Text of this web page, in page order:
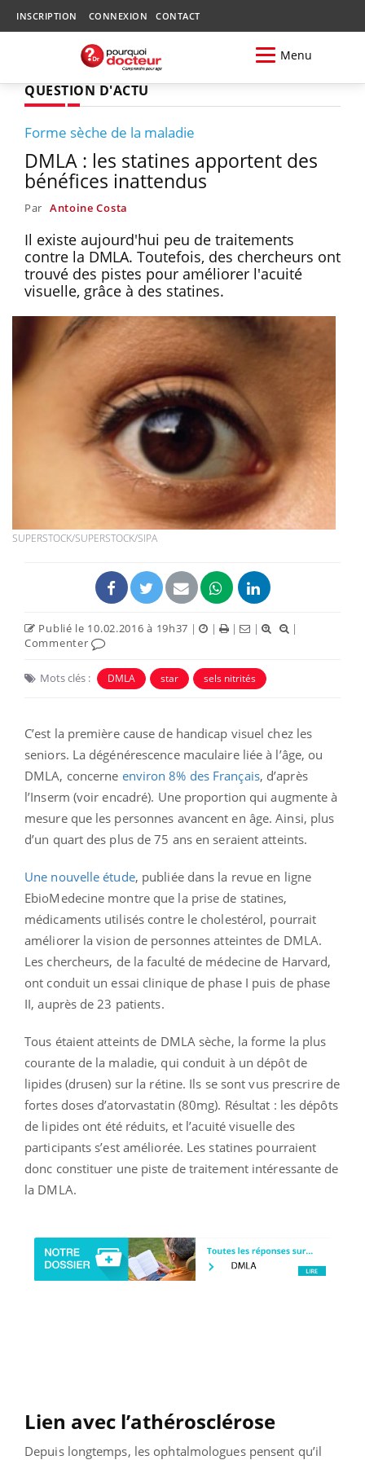
INSCRIPTION CONNEXION CONTACT
Menu
QUESTION D'ACTU
Forme sèche de la maladie
DMLA : les statines apportent des
bénéfices inattendus
Par Antoine Costa
Il existe aujourd'hui peu de traitements
contre la DMLA. Toutefois, des chercheurs ont
trouvé des pistes pour améliorer l'acuité
visuelle, grâce à des statines.
SUPERSTOCK/SUPERSTOCK/SIPA
Publié le 10.02.2016 à 19h37 | | | |
|
Commenter
Mots clés : DMLA star sels nitrités
C’est la première cause de handicap visuel chez les
seniors. La dégénérescence maculaire liée à l’âge, ou
DMLA, concerne environ 8% des Français, d’après
l’Inserm (voir encadré). Une proportion qui augmente à
mesure que les personnes avancent en âge. Ainsi, plus
d’un quart des plus de 75 ans en seraient atteints.
Une nouvelle étude, publiée dans la revue en ligne
EbioMedecine montre que la prise de statines,
médicaments utilisés contre le cholestérol, pourrait
améliorer la vision de personnes atteintes de DMLA.
Les chercheurs, de la faculté de médecine de Harvard,
ont conduit un essai clinique de phase I puis de phase
II, auprès de 23 patients.
Tous étaient atteints de DMLA sèche, la forme la plus
courante de la maladie, qui conduit à un dépôt de
lipides (drusen) sur la rétine. Ils se sont vus prescrire de
fortes doses d’atorvastatin (80mg). Résultat : les dépôts
de lipides ont été réduits, et l’acuité visuelle des
participants s’est améliorée. Les statines pourraient
donc constituer une piste de traitement intéressante de
la DMLA.
Lien avec l’athérosclérose
Depuis longtemps, les ophtalmologues pensent qu’il